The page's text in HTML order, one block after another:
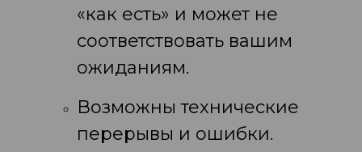
«как есть» и может не
соответствовать вашим
ожиданиям.
Возможны технические
перерывы и ошибки.